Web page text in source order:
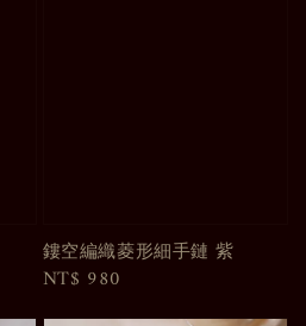
鏤空編織菱形細手鏈 紫
Regular
NT$ 980